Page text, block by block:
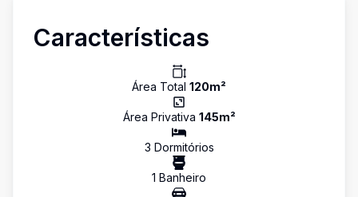
Características
Área Total 120m²
Área Privativa 145m²
3 Dormitórios
1 Banheiro